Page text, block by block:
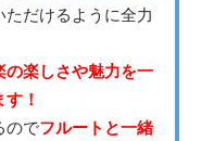
ただけるように全力
の楽しさや魅力を一
！
のでフルートと一緒